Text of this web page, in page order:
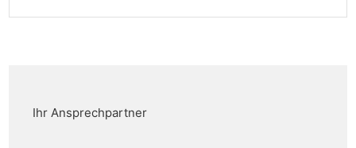
in verkehrsgünstiger Lage in der
Ihr Ansprechpartner